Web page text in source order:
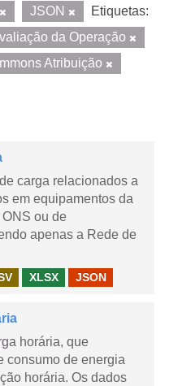
JSON
Etiquetas:
da Operação
Atribuição
carga relacionados a
em equipamentos da
ou de
apenas a Rede de
XLSX JSON
horária, que
consumo de energia
horária. Os dados